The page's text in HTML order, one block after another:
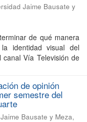
Jaime Bausate y
de qué manera
identidad visual del
canal Vía Televisión de
de opinión
semestre del
Bausate y Meza,